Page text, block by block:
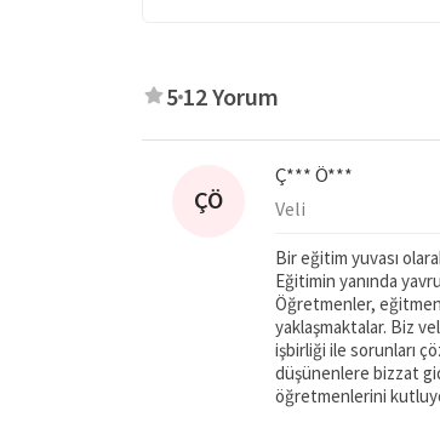
5 12 Yorum
ÇÖ
Ç*** Ö***
Veli
Bir eğitim yuvası
Eğitimin yanında
Öğretmenler, eğitmen
yaklaşmaktalar. Biz
işbirliği ile sorunları
düşünenlere bizzat
öğretmenlerini